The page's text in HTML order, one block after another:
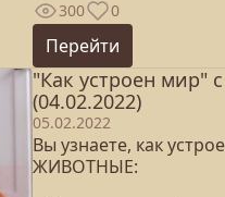
300 0
Перейти
"Как устроен мир"
(04.02.2022)
05.02.2022
Вы узнаете, как
ЖИВОТНЫЕ: